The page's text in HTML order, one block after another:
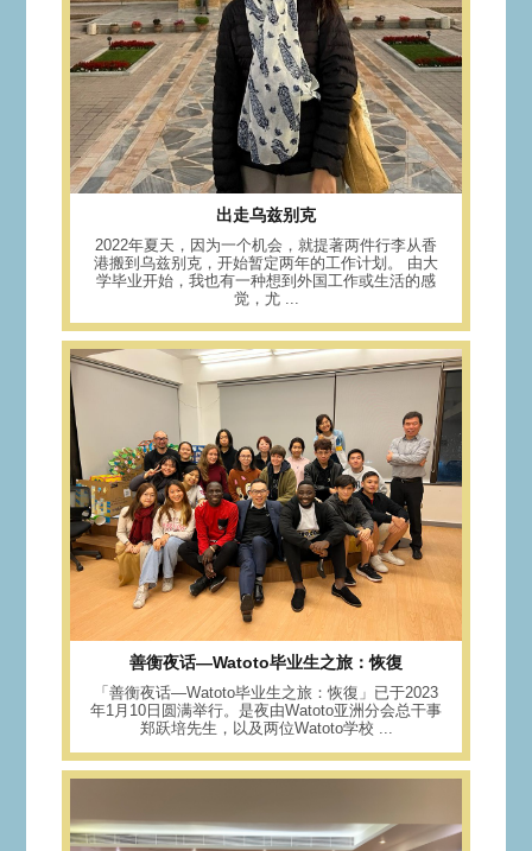
出走乌兹别克
2022年夏天，因为一个机会，就提著两件行李从香
港搬到乌兹别克，开始暂定两年的工作计划。 由大
学毕业开始，我也有一种想到外国工作或生活的感
觉，尤 ...
善衡夜话—Watoto毕业生之旅：恢復
「善衡夜话—Watoto毕业生之旅：恢復」已于2023
年1月10日圆满举行。是夜由Watoto亚洲分会总干事
郑跃培先生，以及两位Watoto学校 ...